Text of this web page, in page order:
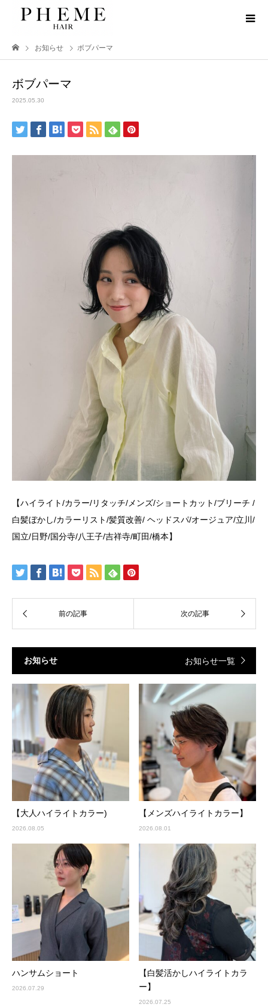
お知らせ ボブパーマ
ボブパーマ
2025.05.30
【ハイライト/カラー/リタッチ/メンズ/ショートカット/ブリーチ /
白髪ぼかし/カラーリスト/髪質改善/ ヘッドスパ/オージュア/立川/
国立/日野/国分寺/八王子/吉祥寺/町田/橋本】
お知らせ お知らせ一覧
【大人ハイライトカラー)
2026.08.05
【メンズハイライトカラー】
2026.08.01
ハンサムショート
2026.07.29
【白髪活かしハイライトカラ
ー】
2026.07.25